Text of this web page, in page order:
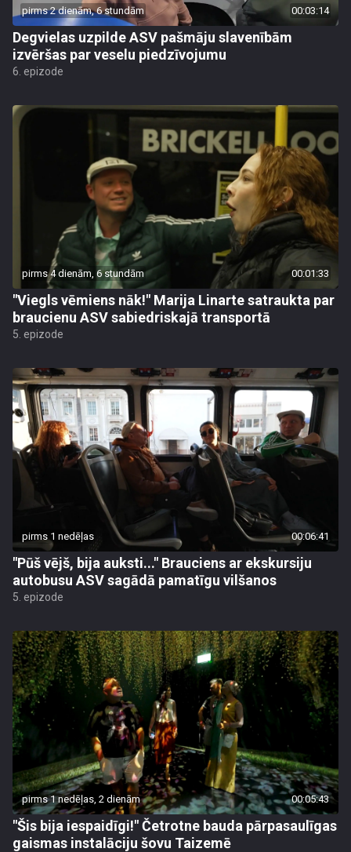
pirms 2 dienām, 6 stundām 00:03:14
Degvielas uzpilde ASV pašmāju slavenībām
izvēršas par veselu piedzīvojumu
6. epizode
pirms 4 dienām, 6 stundām 00:01:33
"Viegls vēmiens nāk!" Marija Linarte satraukta par
braucienu ASV sabiedriskajā transportā
5. epizode
pirms 1 nedēļas 00:06:41
"Pūš vējš, bija auksti..." Brauciens ar ekskursiju
autobusu ASV sagādā pamatīgu vilšanos
5. epizode
pirms 1 nedēļas, 2 dienām 00:05:43
"Šis bija iespaidīgi!" Četrotne bauda pārpasaulīgas
gaismas instalāciju šovu Taizemē